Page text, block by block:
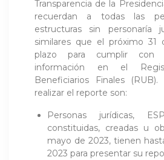
Transparencia de la
recuerdan a todas las
estructuras sin personaría
similares que el próximo 31
plazo para cumplir
información en el
Beneficiarios Finales
realizar el reporte son:
Personas jurídicas,
constituidas, creadas u
mayo de 2023, tienen
2023 para presentar su